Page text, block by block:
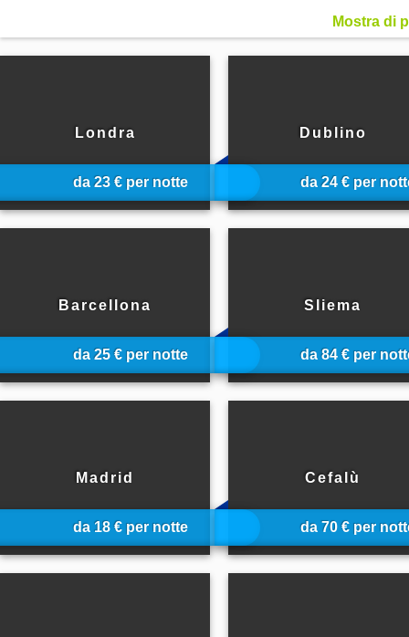
Mostra di
da 23 € per notte
Londra
da 24 € per
Dublino
da 25 € per notte
Barcellona
da 84 € per
Sliema
da 18 € per notte
Madrid
da 70 € per
Cefalù